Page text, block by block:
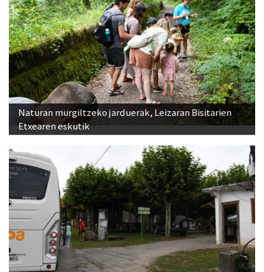
Naturan murgiltzeko jarduerak, Leizaran Bisitarien
Etxearen eskutik